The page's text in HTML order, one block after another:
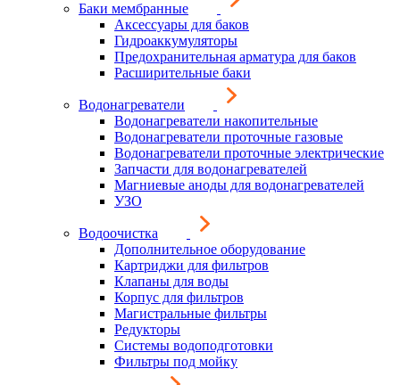
Баки мембранные
Аксессуары для баков
Гидроаккумуляторы
Предохранительная арматура для баков
Расширительные баки
Водонагреватели
Водонагреватели накопительные
Водонагреватели проточные газовые
Водонагреватели проточные электрические
Запчасти для водонагревателей
Магниевые аноды для водонагревателей
УЗО
Водоочистка
Дополнительное оборудование
Картриджи для фильтров
Клапаны для воды
Корпус для фильтров
Магистральные фильтры
Редукторы
Системы водоподготовки
Фильтры под мойку